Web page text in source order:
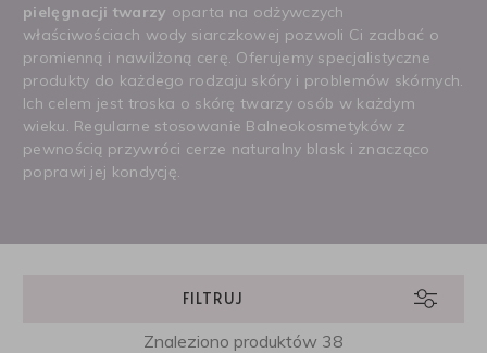
pielęgnacji twarzy oparta na odżywczych
właściwościach wody siarczkowej pozwoli Ci zadbać o
promienną i nawilżoną cerę. Oferujemy specjalistyczne
produkty do każdego rodzaju skóry i problemów skórnych.
Ich celem jest troska o skórę twarzy osób w każdym
wieku. Regularne stosowanie Balneokosmetyków z
pewnością przywróci cerze naturalny blask i znacząco
poprawi jej kondycję.
FILTRUJ
Znaleziono produktów 38